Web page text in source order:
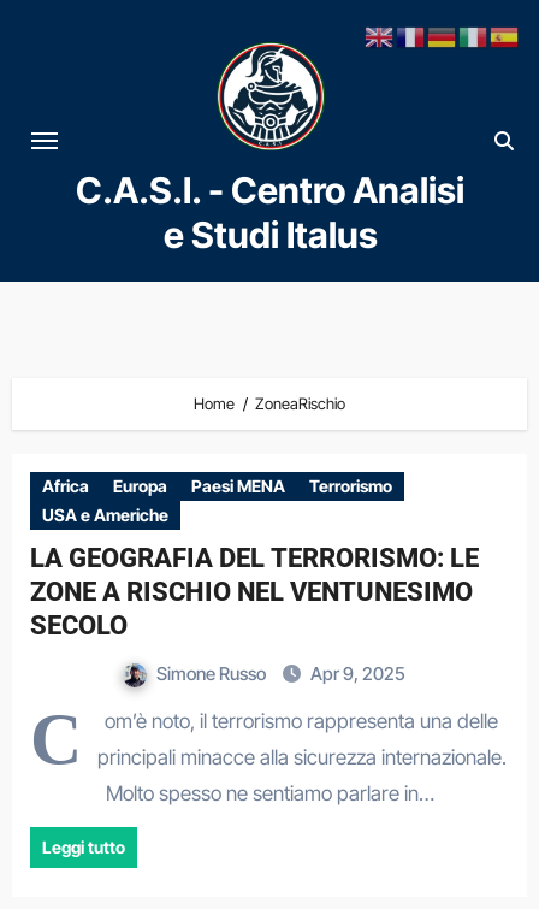
al
contenuto
C.A.S.I. - Centro Analisi
e Studi Italus
Home ZoneaRischio
Africa Europa Paesi MENA
Terrorismo
USA e Americhe
LA GEOGRAFIA DEL TERRORISMO: LE
ZONE A RISCHIO NEL VENTUNESIMO
SECOLO
Simone Russo Apr 9, 2025
C
om’è noto, il terrorismo rappresenta una delle
principali minacce alla sicurezza internazionale.
Molto spesso ne sentiamo parlare in…
Leggi tutto